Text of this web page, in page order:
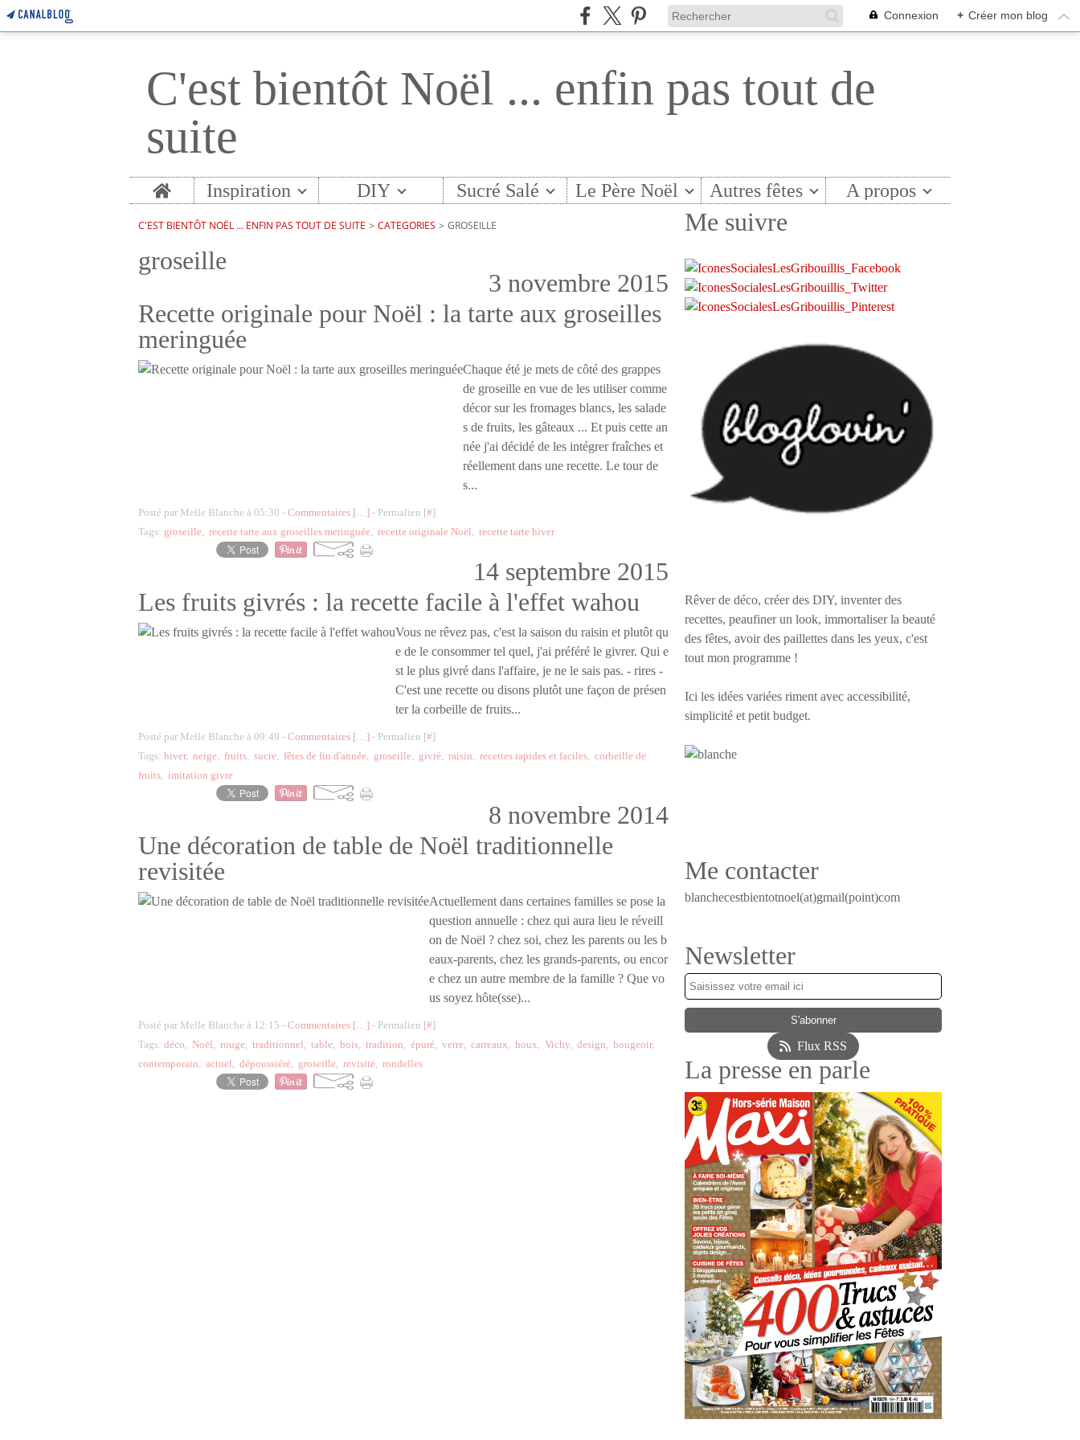
Connexion + Créer mon blog
C'est bientôt Noël ... enfin pas tout de
suite
Home Inspiration DIY Sucré Salé Le Père Noël Autres fêtes A propos
C'EST BIENTÔT NOËL ... ENFIN PAS TOUT DE SUITE > CATEGORIES > GROSEILLE
groseille
3 novembre 2015
Recette originale pour Noël : la tarte aux groseilles
meringuée
Chaque été je mets de côté des grappes
de groseille en vue de les utiliser comme
décor sur les fromages blancs, les salade
s de fruits, les gâteaux ... Et puis cette an
née j'ai décidé de les intégrer fraîches et
réellement dans une recette. Le tour de
s...
Posté par Melle Blanche à 05:30 - Commentaires […] - Permalien [#]
Tags: groseille, recette tarte aux groseilles meringuée, recette originale Noël, recette tarte hiver
14 septembre 2015
Les fruits givrés : la recette facile à l'effet wahou
Vous ne rêvez pas, c'est la saison du raisin et plutôt qu
e de le consommer tel quel, j'ai préféré le givrer. Qui e
st le plus givré dans l'affaire, je ne le sais pas. - rires -
C'est une recette ou disons plutôt une façon de présen
ter la corbeille de fruits...
Posté par Melle Blanche à 09:49 - Commentaires […] - Permalien [#]
Tags: hiver, neige, fruits, sucre, fêtes de fin d'année, groseille, givré, raisin, recettes rapides et faciles, corbeille de
fruits, imitation givre
8 novembre 2014
Une décoration de table de Noël traditionnelle
revisitée
Actuellement dans certaines familles se pose la
question annuelle : chez qui aura lieu le réveill
on de Noël ? chez soi, chez les parents ou les b
eaux-parents, chez les grands-parents, ou encor
e chez un autre membre de la famille ? Que vo
us soyez hôte(sse)...
Posté par Melle Blanche à 12:15 - Commentaires […] - Permalien [#]
Tags: déco, Noël, rouge, traditionnel, table, bois, tradition, épuré, verre, carreaux, houx, Vichy, design, bougeoir,
contemporain, actuel, dépoussiéré, groseille, revisité, rondelles
Me suivre
Rêver de déco, créer des DIY, inventer des
recettes, peaufiner un look, immortaliser la beauté
des fêtes, avoir des paillettes dans les yeux, c'est
tout mon programme !
Ici les idées variées riment avec accessibilité,
simplicité et petit budget.
Me contacter
blanchecestbientotnoel(at)gmail(point)com
Newsletter
Flux RSS
La presse en parle